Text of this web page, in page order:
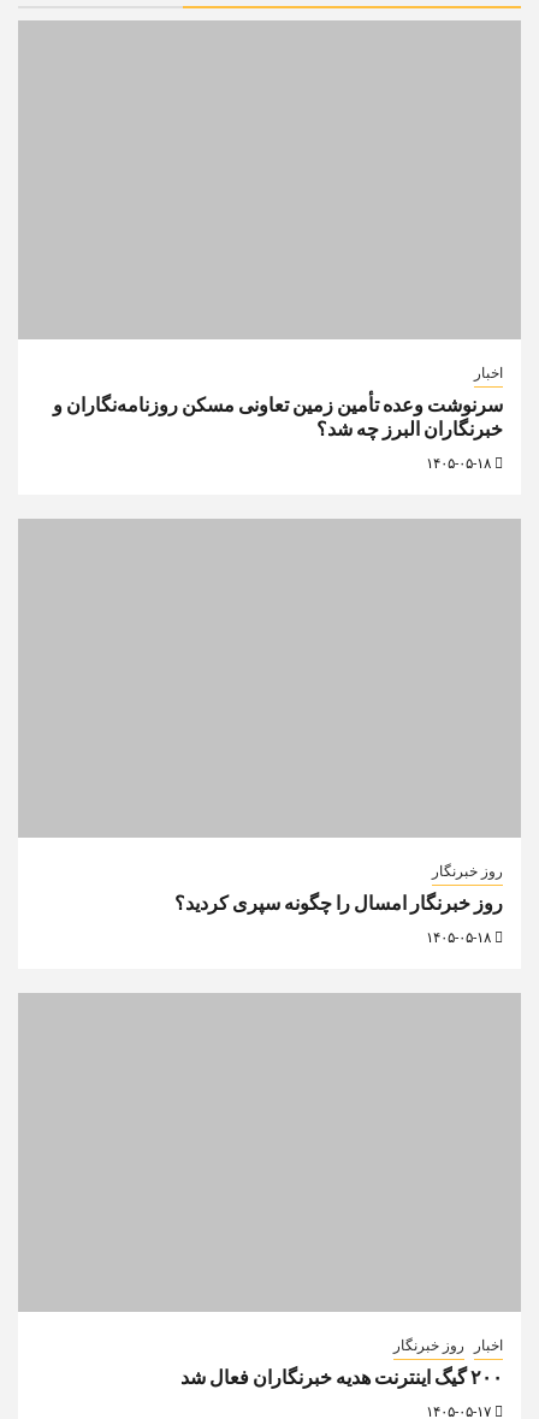
اخبار
سرنوشت وعده تأمین زمین تعاونی مسکن روزنامه‌نگاران و
خبرنگاران البرز چه شد؟
روز خبرنگار
روز خبرنگار امسال را چگونه سپری کردید؟
اخبار روز خبرنگار
۲۰۰ گیگ اینترنت هدیه خبرنگاران فعال شد